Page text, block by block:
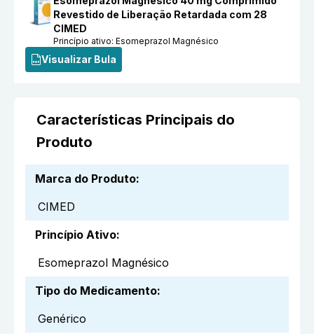
Revestido de Liberação Retardada com 28
CIMED
Princípio ativo:Esomeprazol Magnésico
Visualizar Bula
Características Principais do
Produto
Marca do Produto:
CIMED
Princípio Ativo:
Esomeprazol Magnésico
Tipo do Medicamento:
Genérico